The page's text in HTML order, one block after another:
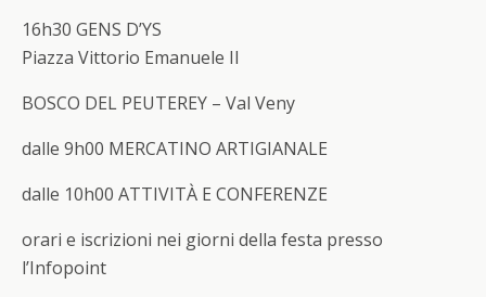
16h30 GENS D’YS
Piazza Vittorio Emanuele II
BOSCO DEL PEUTEREY – Val Veny
dalle 9h00 MERCATINO ARTIGIANALE
dalle 10h00 ATTIVITÀ E CONFERENZE
orari e iscrizioni nei giorni della festa presso
l’Infopoint